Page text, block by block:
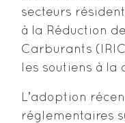
secteurs
à la Réduction
Carburants
les soutiens à
Lʼadoption
réglementaires